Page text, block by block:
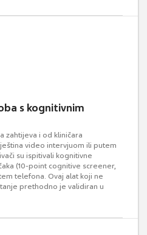
s kognitivnim
zahtijeva i od kliničara
video intervjuom ili putem
su ispitivali kognitivne
(10-point cognitive screener,
telefona. Ovaj alat koji ne
prethodno je validiran u